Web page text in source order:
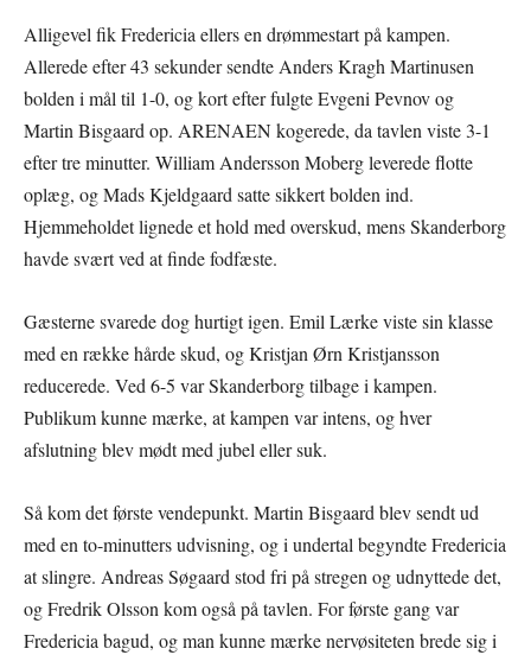
Alligevel fik Fredericia ellers en drømmestart på kampen.
Allerede efter 43 sekunder sendte Anders Kragh Martinusen
bolden i mål til 1-0, og kort efter fulgte Evgeni Pevnov og
Martin Bisgaard op. ARENAEN kogerede, da tavlen viste 3-1
efter tre minutter. William Andersson Moberg leverede flotte
oplæg, og Mads Kjeldgaard satte sikkert bolden ind.
Hjemmeholdet lignede et hold med overskud, mens Skanderborg
havde svært ved at finde fodfæste.
Gæsterne svarede dog hurtigt igen. Emil Lærke viste sin klasse
med en række hårde skud, og Kristjan Ørn Kristjansson
reducerede. Ved 6-5 var Skanderborg tilbage i kampen.
Publikum kunne mærke, at kampen var intens, og hver
afslutning blev mødt med jubel eller suk.
Så kom det første vendepunkt. Martin Bisgaard blev sendt ud
med en to-minutters udvisning, og i undertal begyndte Fredericia
at slingre. Andreas Søgaard stod fri på stregen og udnyttede det,
og Fredrik Olsson kom også på tavlen. For første gang var
Fredericia bagud, og man kunne mærke nervøsiteten brede sig i